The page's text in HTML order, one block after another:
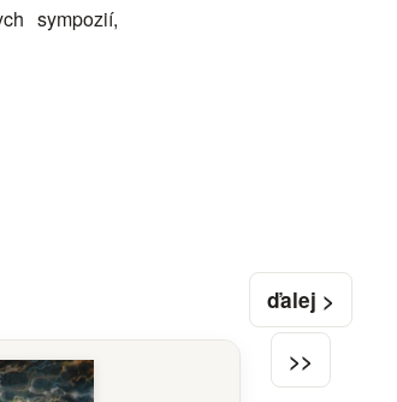
sympozií,
ďalej >
>>